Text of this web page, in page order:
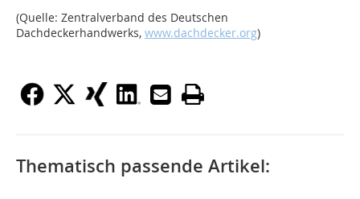
(Quelle: Zentralverband des Deutschen
Dachdeckerhandwerks, www.dachdecker.org)
Thematisch passende Artikel: